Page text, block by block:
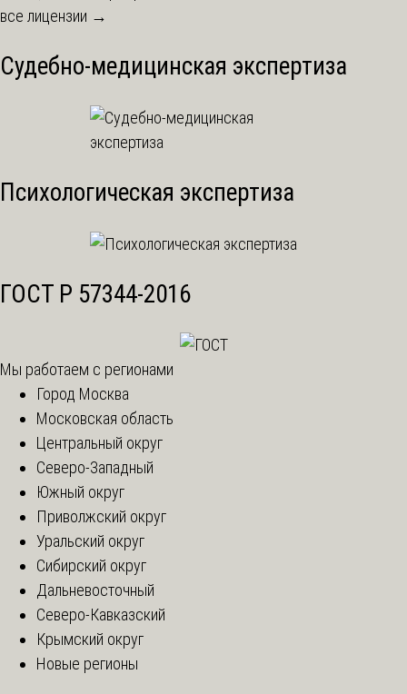
все лицензии →
Судебно-медицинская экспертиза
Психологическая экспертиза
ГОСТ Р 57344-2016
Мы работаем с регионами
Город Москва
Московская область
Центральный округ
Северо-Западный
Южный округ
Приволжский округ
Уральский округ
Сибирский округ
Дальневосточный
Северо-Кавказский
Крымский округ
Новые регионы